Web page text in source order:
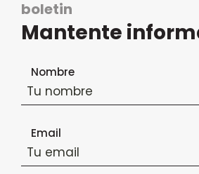
boletin
Mantente
Formulario de suscripción al boletín
Nombre
Email